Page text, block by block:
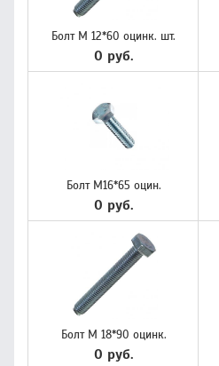
Болт М 12*60 оцинк. шт.
0 руб.
Болт М16*65 оцин.
0 руб.
Болт М 18*90 оцинк.
0 руб.